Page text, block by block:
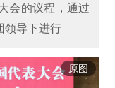
会的议程，通过
领导下进行
原图